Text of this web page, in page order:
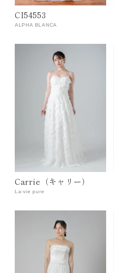
CI54553
ALPHA BLANCA
Carrie（キャリー）
La-vie pure